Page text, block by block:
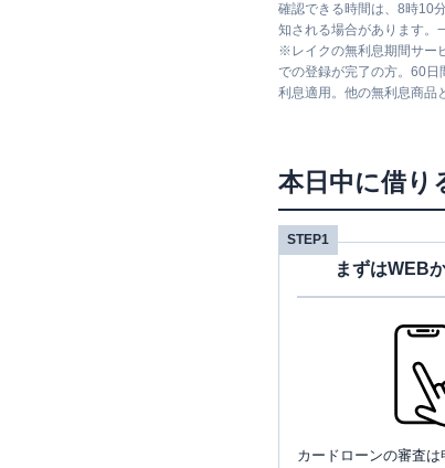
確認できる時間は、8時10
知される場合があります。
※ レイクの無利息期間サー
での登録が完了の方。60
利息適用。他の無利息商品
本日中に借り
STEP1
まずはWEB
カードローンの審査